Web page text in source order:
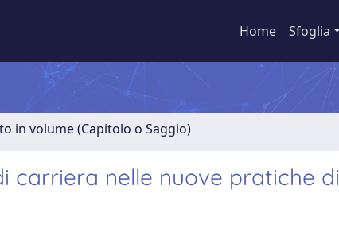
Home Sfoglia
in volume (Capitolo o Saggio)
carriera nelle nuove pratiche di